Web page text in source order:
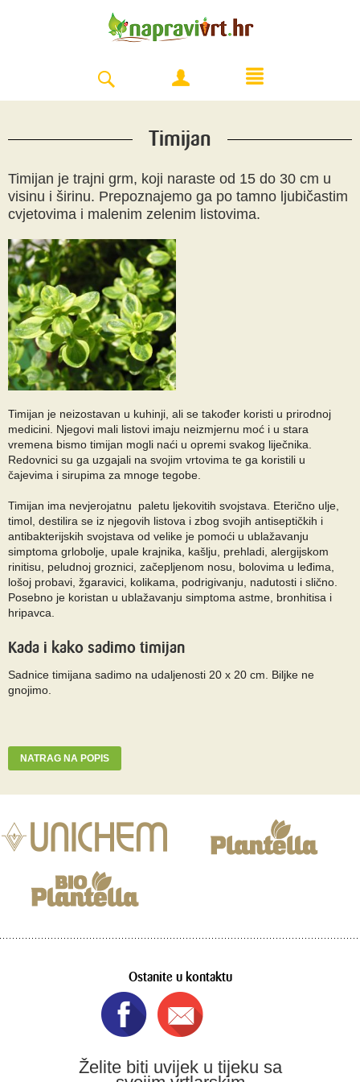
Timijan
Timijan je trajni grm, koji naraste od 15 do 30 cm u
visinu i širinu. Prepoznajemo ga po tamno ljubičastim
cvjetovima i malenim zelenim listovima.
Timijan je neizostavan u kuhinji, ali se također koristi u prirodnoj
medicini. Njegovi mali listovi imaju neizmjernu moć i u stara
vremena bismo timijan mogli naći u opremi svakog liječnika.
Redovnici su ga uzgajali na svojim vrtovima te ga koristili u
čajevima i sirupima za mnoge tegobe.
Timijan ima nevjerojatnu paletu ljekovitih svojstava. Eterično ulje,
timol, destilira se iz njegovih listova i zbog svojih antiseptičkih i
antibakterijskih svojstava od velike je pomoći u ublažavanju
simptoma grlobolje, upale krajnika, kašlju, prehladi, alergijskom
rinitisu, peludnoj groznici, začepljenom nosu, bolovima u leđima,
lošoj probavi, žgaravici, kolikama, podrigivanju, nadutosti i slično.
Posebno je koristan u ublažavanju simptoma astme, bronhitisa i
hripavca.
Kada i kako sadimo timijan
Sadnice timijana sadimo na udaljenosti 20 x 20 cm. Biljke ne
gnojimo.
NATRAG NA POPIS
Ostanite u kontaktu
Želite biti uvijek u tijeku sa